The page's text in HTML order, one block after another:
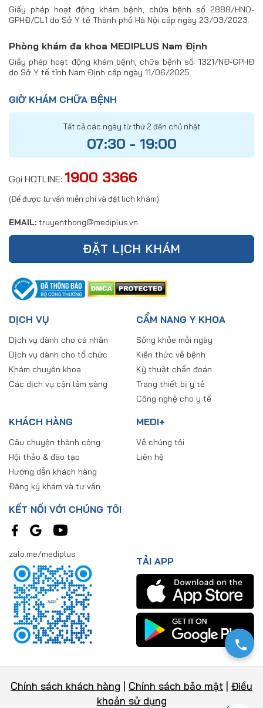
Giấy phép hoạt động khám bệnh, chữa bệnh số 2888/HNO-
GPHĐ/CL1 do Sở Y tế Thành phố Hà Nội cấp ngày 23/03/2023.
Phòng khám đa khoa MEDIPLUS Nam Định
Giấy phép hoạt động khám bệnh, chữa bệnh số: 1321/NĐ-GPHĐ
do Sở Y tế tỉnh Nam Định cấp ngày 11/06/2025.
GIỜ KHÁM CHỮA BỆNH
Tất cả các ngày từ thứ 2 đến chủ nhật
07:30 - 19:00
Gọi HOTLINE: 1900 3366
(Để được tư vấn miễn phí và đặt lich khám)
EMAIL: truyenthong@mediplus.vn
ĐẶT LỊCH KHÁM
DỊCH VỤ
Dịch vụ dành cho cá nhân
Dịch vụ dành cho tổ chức
Khám chuyên khoa
Các dịch vụ cận lâm sàng
CẨM NANG Y KHOA
Sống khỏe mỗi ngày
Kiến thức về bệnh
Kỹ thuật chẩn đoán
Trang thiết bị y tế
Công nghệ cho y tế
KHÁCH HÀNG
Câu chuyện thành công
Hội thảo & đào tạo
Hướng dẫn khách hàng
Đăng ký khám và tư vấn
MEDI+
Về chúng tôi
Liên hệ
KẾT NỐI VỚI CHÚNG TÔI
zalo.me/mediplus
TẢI APP
Chính sách khách hàng | Chính sách bảo mật | Điều
khoản sử dụng